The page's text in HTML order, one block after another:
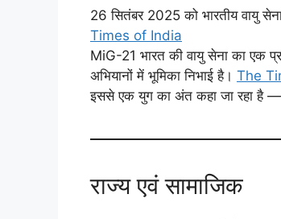
26 सितंबर 2025 को भारतीय वायु
Times of India
MiG-21 भारत की वायु सेना का एक
अभियानों में भूमिका निभाई है। The
इससे एक युग का अंत कहा जा रहा है —
राज्य एवं सामाजिक